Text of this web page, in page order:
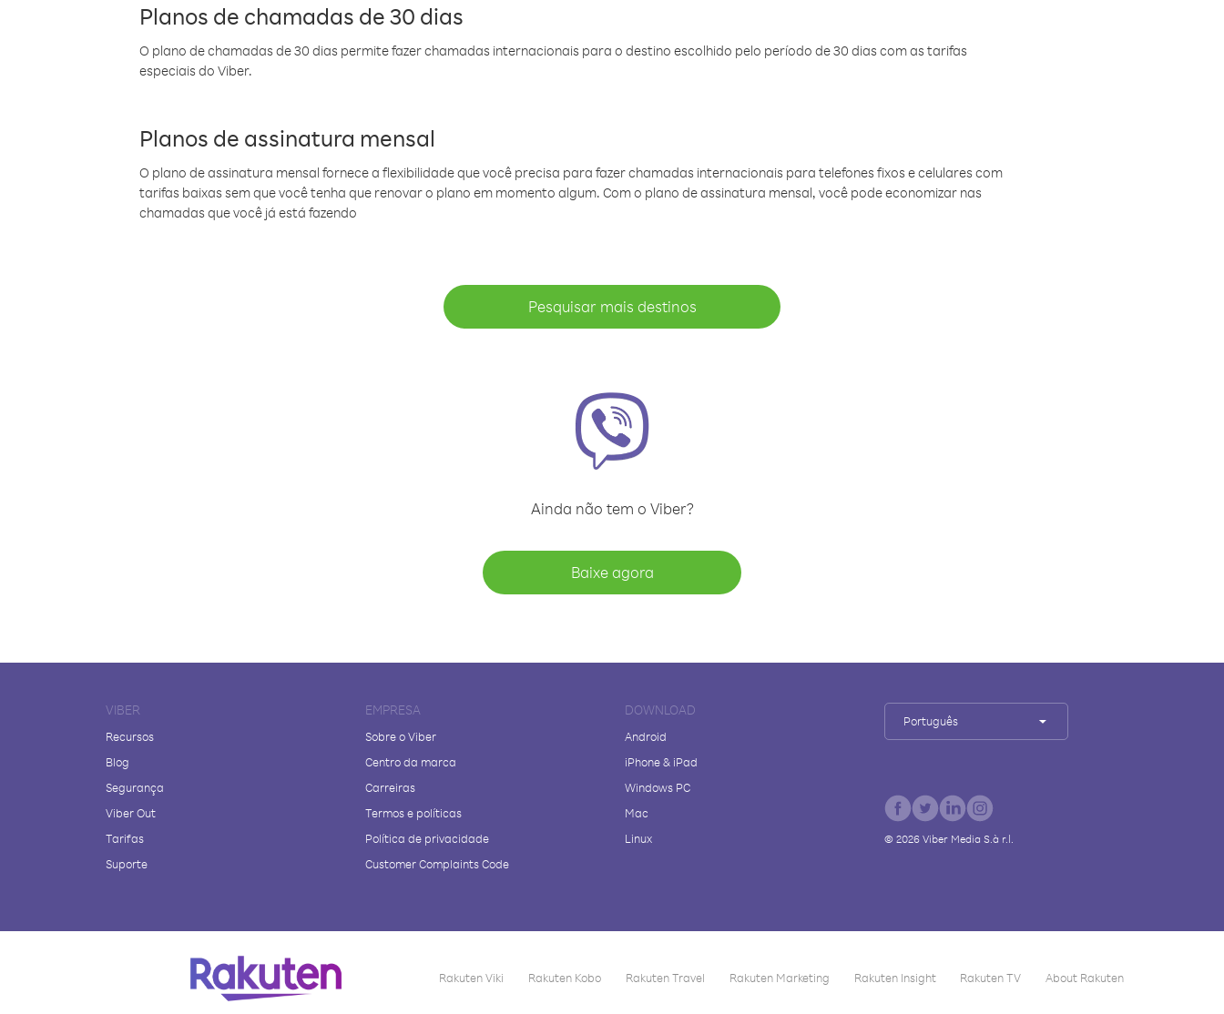
Planos de chamadas de 30 dias
O plano de chamadas de 30 dias permite fazer chamadas internacionais para o destino escolhido pelo período de 30 dias com as tarifas
especiais do Viber.
Planos de assinatura mensal
O plano de assinatura mensal fornece a flexibilidade que você precisa para fazer chamadas internacionais para telefones fixos e celulares com
tarifas baixas sem que você tenha que renovar o plano em momento algum. Com o plano de assinatura mensal, você pode economizar nas
chamadas que você já está fazendo
Pesquisar mais destinos
Ainda não tem o Viber?
Baixe agora
VIBER
Recursos
Blog
Segurança
Viber Out
Tarifas
Suporte
EMPRESA
Sobre o Viber
Centro da marca
Carreiras
Termos e políticas
Política de privacidade
Customer Complaints Code
DOWNLOAD
Android
iPhone & iPad
Windows PC
Mac
Linux
Português
© 2026 Viber Media S.à r.l.
Rakuten Viki Rakuten Kobo Rakuten Travel Rakuten Marketing Rakuten Insight Rakuten TV About Rakuten